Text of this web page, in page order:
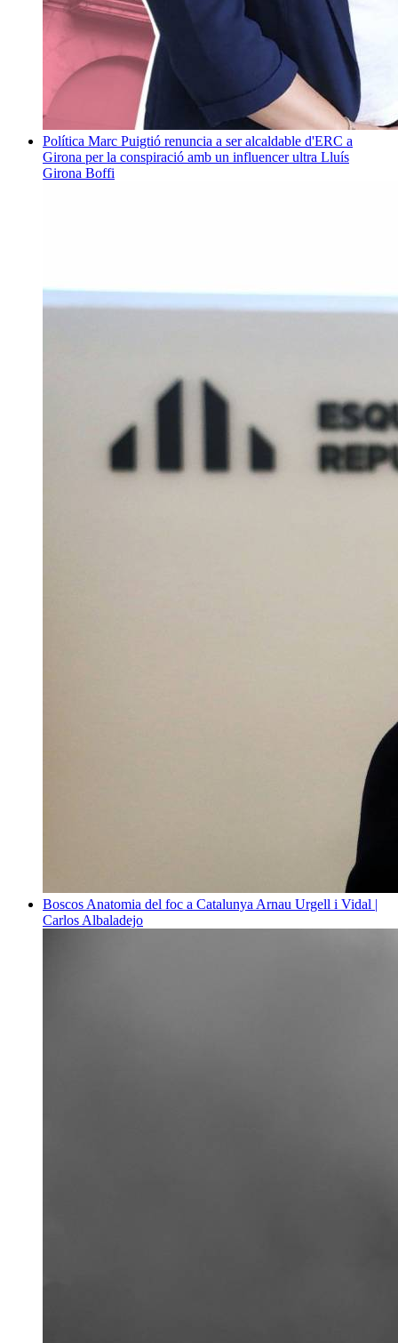
Política Marc Puigtió renuncia a ser alcaldable d'ERC a
Girona per la conspiració amb un influencer ultra Lluís
Girona Boffi
Boscos Anatomia del foc a Catalunya Arnau Urgell i Vidal |
Carlos Albaladejo